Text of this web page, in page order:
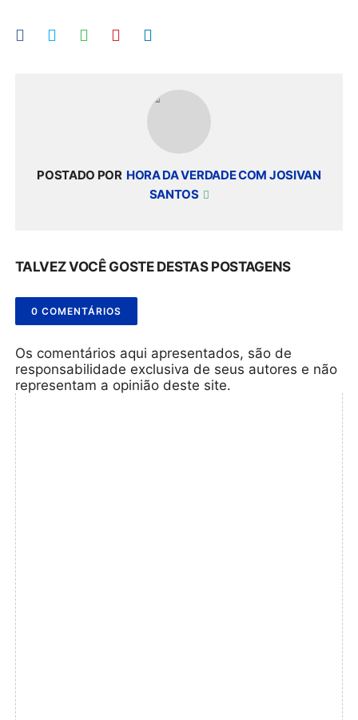
POSTADO POR HORA DA VERDADE COM JOSIVAN
SANTOS
TALVEZ VOCÊ GOSTE DESTAS POSTAGENS
0 COMENTÁRIOS
Os comentários aqui apresentados, são de
responsabilidade exclusiva de seus autores e não
representam a opinião deste site.